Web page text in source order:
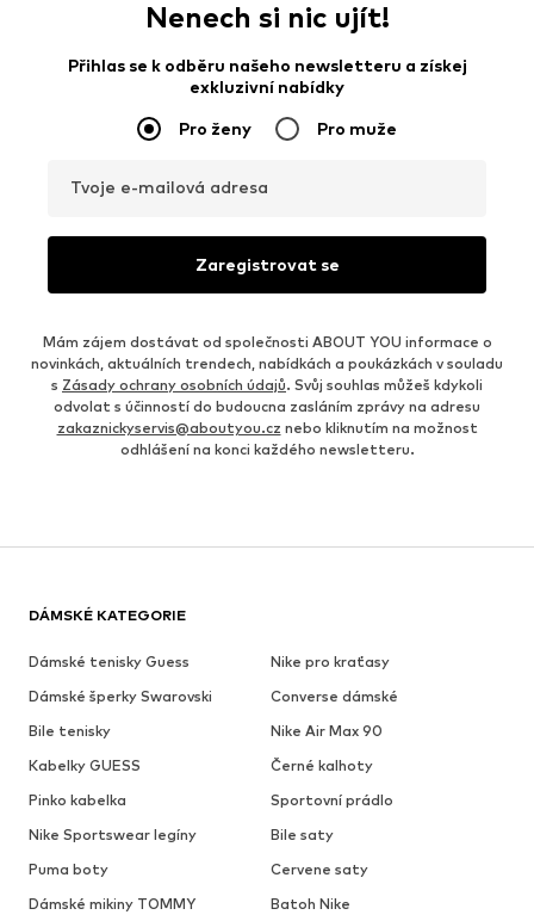
Nenech si nic ujít!
Přihlas se k odběru našeho newsletteru a získej
exkluzivní nabídky
Pro ženy Pro muže
Tvoje e-mailová adresa
Zaregistrovat se
Mám zájem dostávat od společnosti ABOUT YOU informace o
novinkách, aktuálních trendech, nabídkách a poukázkách v souladu
s Zásady ochrany osobních údajů. Svůj souhlas můžeš kdykoli
odvolat s účinností do budoucna zasláním zprávy na adresu
zakaznickyservis@aboutyou.cz nebo kliknutím na možnost
odhlášení na konci každého newsletteru.
DÁMSKÉ KATEGORIE
Dámské tenisky Guess
Nike pro kraťasy
Dámské šperky Swarovski
Converse dámské
Bile tenisky
Nike Air Max 90
Kabelky GUESS
Černé kalhoty
Pinko kabelka
Sportovní prádlo
Nike Sportswear legíny
Bile saty
Puma boty
Cervene saty
Dámské mikiny TOMMY
Batoh Nike